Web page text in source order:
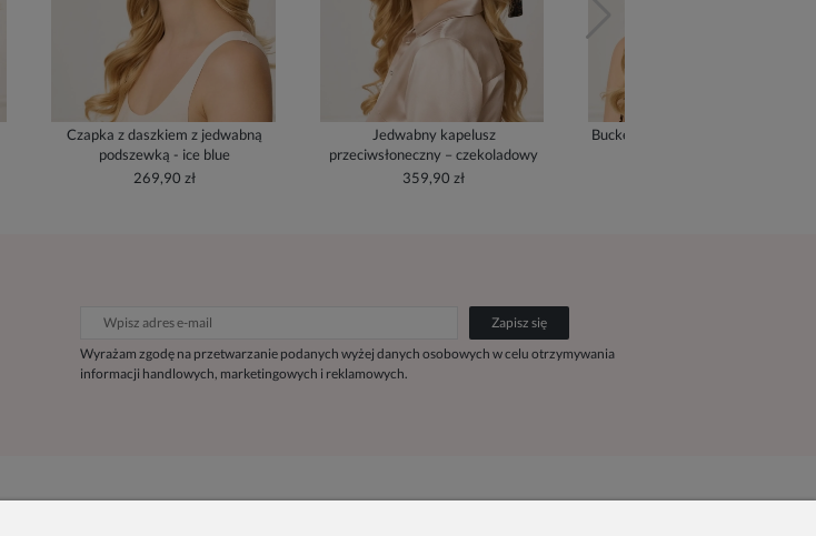
Czapka z daszkiem z jedwabną
podszewką - ice blue
269,90 zł
Jedwabny kapelusz
przeciwsłoneczny – czekoladowy
359,90 zł
Bucket Hat z jedwabną podszewką
Zapisz się
Wyrażam zgodę na przetwarzanie podanych wyżej danych osobowych w celu otrzymywania
informacji handlowych, marketingowych i reklamowych.